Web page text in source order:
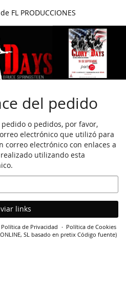
FL PRODUCCIONES
del pedido
o pedidos, por favor,
electrónico que utilizó para
correo electrónico con enlaces a
utilizando esta
links
Política de Privacidad
Política de Cookies
SL basado en pretix Código fuente)